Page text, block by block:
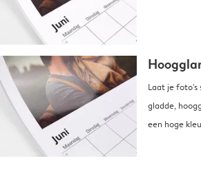
Laat je
gladde,
een hoge